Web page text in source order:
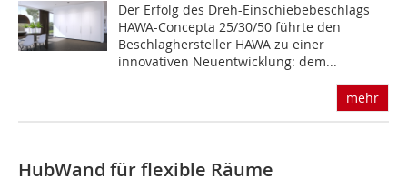
Der Erfolg des Dreh-Einschiebebeschlags
HAWA-Concepta 25/30/50 führte den
Beschlaghersteller HAWA zu einer
innovativen Neuentwicklung: dem...
mehr
HubWand für flexible Räume